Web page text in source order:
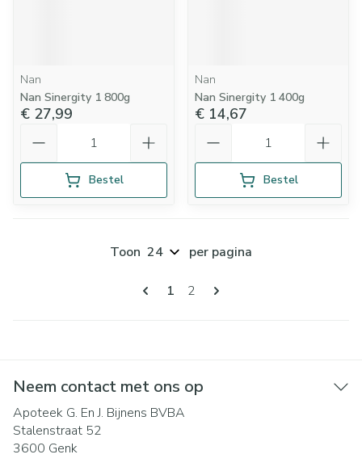
Nan
Nan Sinergity 1 800g
€ 27,99
Bestel
Nan
Nan Sinergity 1 400g
€ 14,67
Bestel
Pagina's
U lees momenteel pagina
1 Pagina
2
Toon per pagina
Neem contact met ons op
Apoteek G. En J. Bijnens BVBA
Stalenstraat 52
3600 Genk